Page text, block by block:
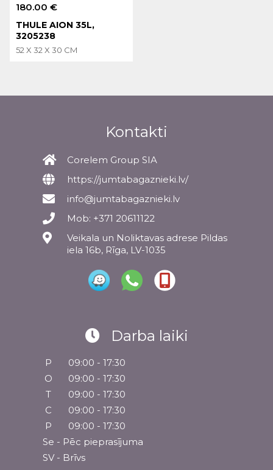
180.00 €
THULE AION 35L,
3205238
52 X 32 X 30 CM
Kontakti
Corelem Group SIA
https://jumtabagaznieki.lv/
info@jumtabagaznieki.lv
Mob: +371 20611122
Veikala un Noliktavas adrese Pildas
iela 16b, Rīga, LV-1035
Darba laiki
P
09:00 - 17:30
O
09:00 - 17:30
T
09:00 - 17:30
C
09:00 - 17:30
P
09:00 - 17:30
Se - Pēc pieprasījuma
SV - Brīvs